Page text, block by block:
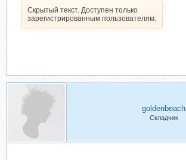
Скрытый текст. Доступен только
зарегистрированным пользователям.
goldenbeach
Складчик